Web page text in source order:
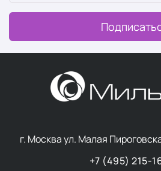
г. Москва ул. Малая
+7 (495) 215-